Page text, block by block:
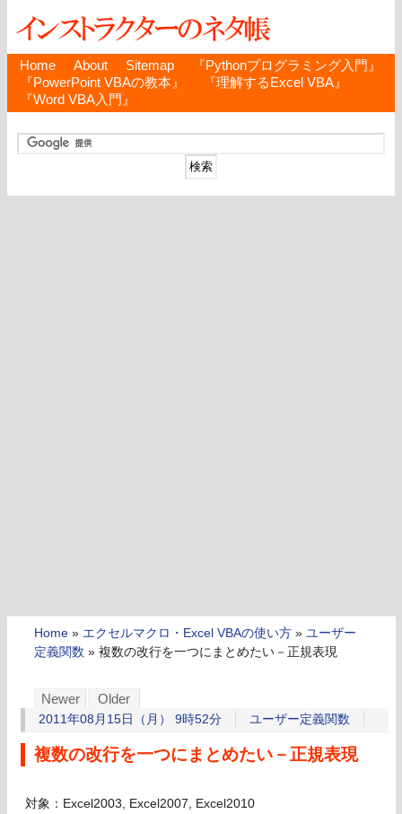
Home About Sitemap
『Pythonプログラミング入門』
『PowerPoint VBAの教本』
『理解するExcel VBA』
『Word VBA入門』
Home » エクセルマクロ・Excel VBAの使い方 » ユーザー
定義関数 » 複数の改行を一つにまとめたい－正規表現
Newer Older
2011年08月15日（月） 9時52分 ユーザー定義関数
複数の改行を一つにまとめたい－正規表現
対象：Excel2003, Excel2007, Excel2010